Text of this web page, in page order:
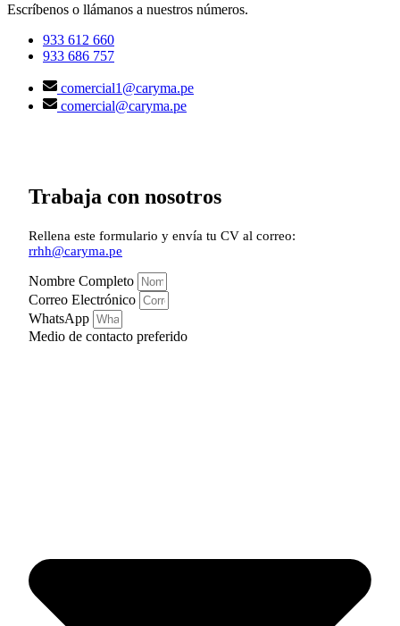
Escríbenos o llámanos a nuestros números.
933 612 660
933 686 757
comercial1@caryma.pe
comercial@caryma.pe
Trabaja con nosotros
Rellena este formulario y envía tu CV al correo:
rrhh@caryma.pe
Nombre Completo
Correo Electrónico
WhatsApp
Medio de contacto preferido